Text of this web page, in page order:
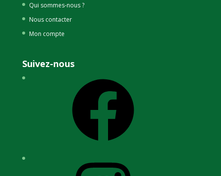
Qui sommes-nous ?
Nous contacter
Mon compte
Suivez-nous